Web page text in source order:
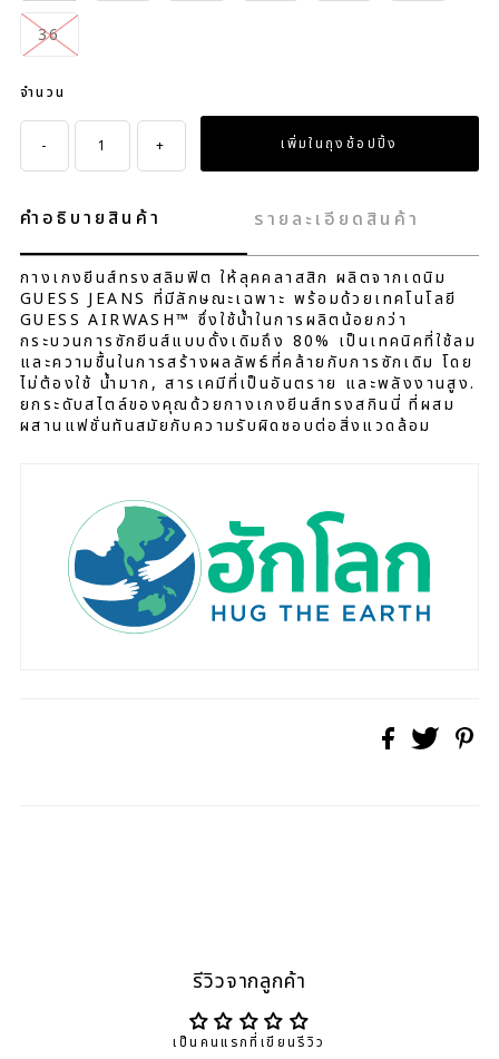
36
จำนวน
- +
คำอธิบายสินค้า รายละเอียดสินค้า
กางเกงยีนส์ทรงสลิมฟิต ให้ลุคคลาสสิก ผลิตจากเดนิม
GUESS JEANS ที่มีลักษณะเฉพาะ พร้อมด้วยเทคโนโลยี
GUESS AIRWASH™ ซึ่งใช้น้ำในการผลิตน้อยกว่า
กระบวนการซักยีนส์แบบดั้งเดิมถึง 80% เป็นเทคนิคที่ใช้ลม
และความชื้นในการสร้างผลลัพธ์ที่คล้ายกับการซักเดิม โดย
ไม่ต้องใช้ น้ำมาก, สารเคมีที่เป็นอันตราย และพลังงานสูง.
ยกระดับสไตล์ของคุณด้วยกางเกงยีนส์ทรงสกินนี่ ที่ผสม
ผสานแฟชั่นทันสมัยกับความรับผิดชอบต่อสิ่งแวดล้อม
รีวิวจากลูกค้า
เป็นคนแรกที่เขียนรีวิว